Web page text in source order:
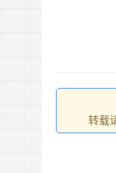
转载